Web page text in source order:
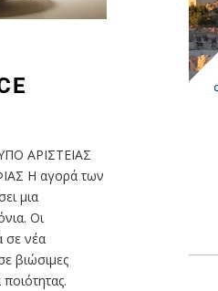
ΑΡΙΣΤΕΙΑΣ
Η αγορά των
μια
Οι
σε νέα
βιώσιμες